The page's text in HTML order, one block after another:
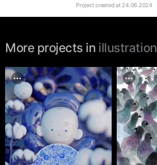
Project created at 24.06.2024
More projects in illustration